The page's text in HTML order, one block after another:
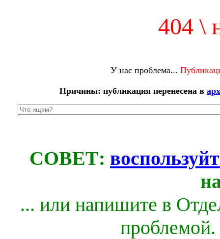
404 \
У нас проблема...
Причины: публикация перенесена в
СОВЕТ:
... или напишите в